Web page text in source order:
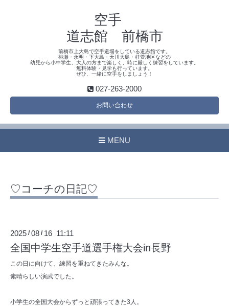
空手
道志館 前橋市
前橋市上大島で空手道場をしている道志館です。
桃瀬・永明・下大島・天川大島・桂萱地区などの
幼児から小中学生、大人の方まで楽しく、時に厳しく練習をしています。
無料体験・見学も行っています。
ぜひ、一緒に空手をしましょう！
027-263-2000
お問い合わせ
MENU
♡コーチの日記♡
2025 /08 / 16 11:11
全国中学生空手道選手権大会in長野
この日に向けて、練習を重ねてきたみんな。
素晴らしい演武でした。
小学生の全国大会からずっと頑張ってきた3人。